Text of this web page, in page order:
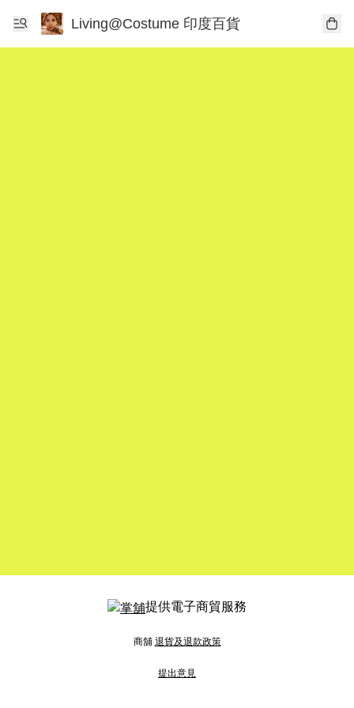
Living@Costume 印度百貨
提供電子商貿服務
商舖 退貨及退款政策
提出意見